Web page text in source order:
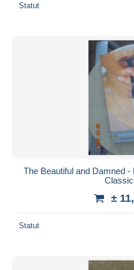
Statut
The Beautiful and Damned -
±
Statut